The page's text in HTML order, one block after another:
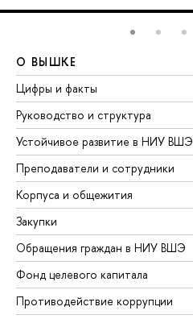
О ВЫШКЕ
Цифры и факты
Руководство и структура
Устойчивое развитие в НИУ ВШЭ
Преподаватели и сотрудники
Корпуса и общежития
Закупки
Обращения граждан в НИУ ВШЭ
Фонд целевого капитала
Противодействие коррупции